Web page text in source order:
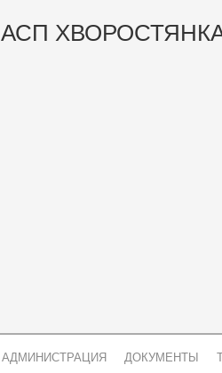
АСП
АДМИНИСТРАЦИЯ ДОКУМЕНТЫ